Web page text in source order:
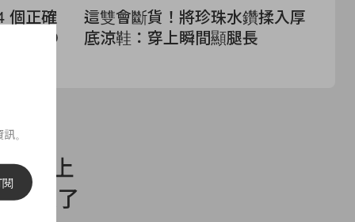
個正確
CEO
這雙會斷貨！將珍珠水鑽揉入厚
底涼鞋：穿上瞬間顯腿長
上
看過了
。